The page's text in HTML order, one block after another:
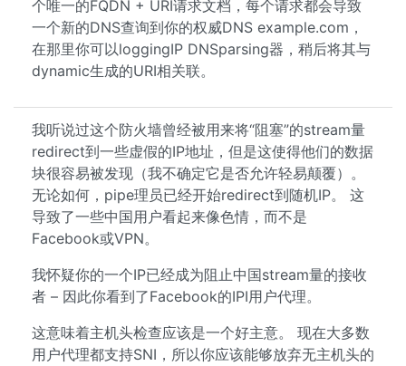
个唯一的FQDN + URI请求文档，每个请求都会导致
一个新的DNS查询到你的权威DNS example.com，
在那里你可以loggingIP DNSparsing器，稍后将其与
dynamic生成的URI相关联。
我听说过这个防火墙曾经被用来将“阻塞”的stream量
redirect到一些虚假的IP地址，但是这使得他们的数据
块很容易被发现（我不确定它是否允许轻易颠覆）。
无论如何，pipe理员已经开始redirect到随机IP。 这
导致了一些中国用户看起来像色情，而不是
Facebook或VPN。
我怀疑你的一个IP已经成为阻止中国stream量的接收
者 – 因此你看到了Facebook的IPI用户代理。
这意味着主机头检查应该是一个好主意。 现在大多数
用户代理都支持SNI，所以你应该能够放弃无主机头的